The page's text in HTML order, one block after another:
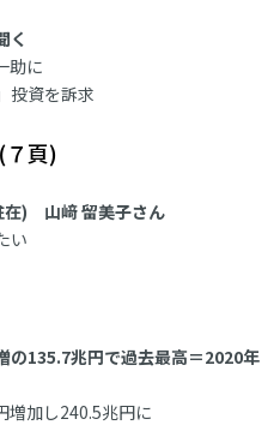
く
助に
投資を訴求
頁)
在) 山﨑 留美子さん
い
の135.7兆円で過去最高＝2020年
増加し240.5兆円に